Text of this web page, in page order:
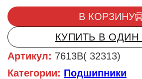
а
0
и
з
5
Количество товара ПОДШИПНИК
В КОРЗИНУ
КУПИТЬ В ОДИН
Артикул: 7613B( 32313)
Категории: Подшипники